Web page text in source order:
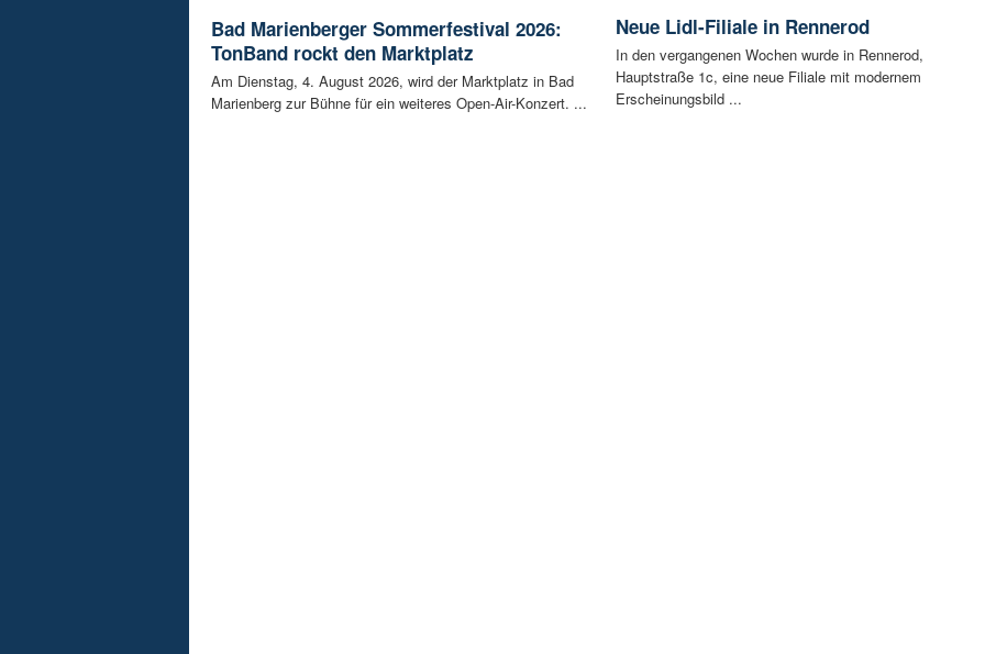
Bad Marienberger Sommerfestival 2026:
TonBand rockt den Marktplatz
Am Dienstag, 4. August 2026, wird der Marktplatz in Bad
Marienberg zur Bühne für ein weiteres Open-Air-Konzert. ...
Neue Lidl-Filiale in Rennerod
In den vergangenen Wochen wurde in Rennerod,
Hauptstraße 1c, eine neue Filiale mit modernem
Erscheinungsbild ...